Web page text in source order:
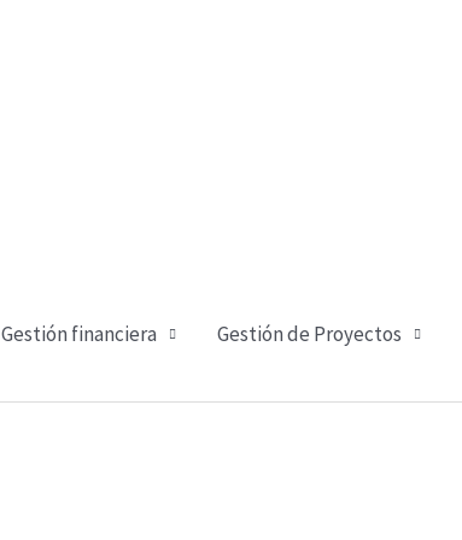
Gestión financiera Gestión de Proyectos